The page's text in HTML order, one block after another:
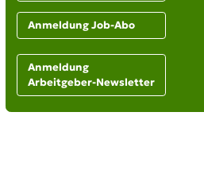
Anmeldung Job-Abo
Anmeldung
Arbeitgeber-Newsletter